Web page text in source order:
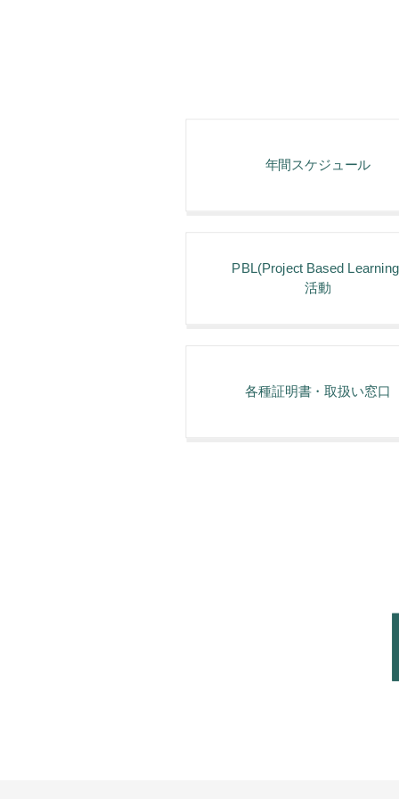
年間スケジュール
PBL(Project Based
活動
各種証明書・取扱い窓⼝